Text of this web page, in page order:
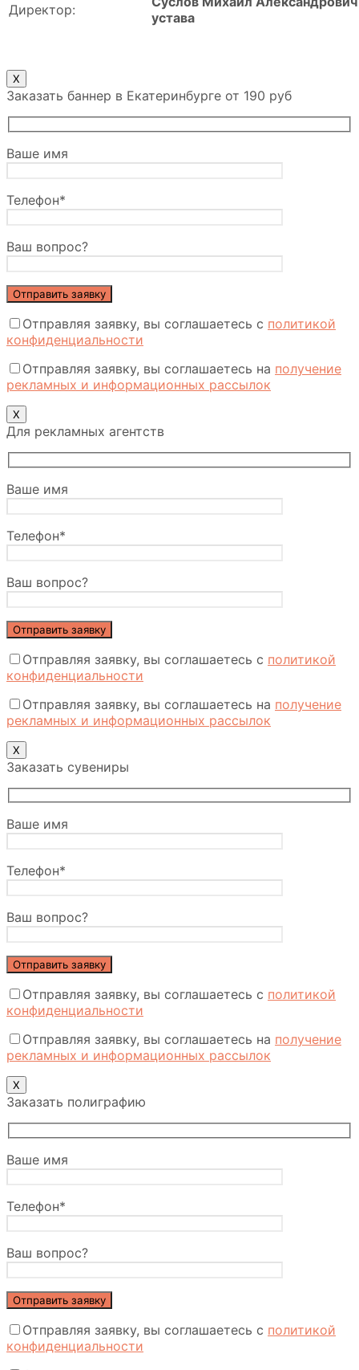
Директор:
устава
X
Заказать баннер в Екатеринбурге от 190 руб
Ваше имя
Телефон*
Ваш вопрос?
Отправляя заявку, вы соглашаетесь с политикой
конфиденциальности
Отправляя заявку, вы соглашаетесь на получение
рекламных и информационных рассылок
Х
Для рекламных агентств
Ваше имя
Телефон*
Ваш вопрос?
Отправляя заявку, вы соглашаетесь с политикой
конфиденциальности
Отправляя заявку, вы соглашаетесь на получение
рекламных и информационных рассылок
X
Заказать сувениры
Ваше имя
Телефон*
Ваш вопрос?
Отправляя заявку, вы соглашаетесь с политикой
конфиденциальности
Отправляя заявку, вы соглашаетесь на получение
рекламных и информационных рассылок
Х
Заказать полиграфию
Ваше имя
Телефон*
Ваш вопрос?
Отправляя заявку, вы соглашаетесь с политикой
конфиденциальности